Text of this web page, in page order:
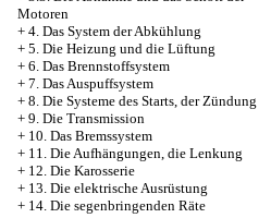
Motoren
+ 4. Das System der Abkühlung
+ 5. Die Heizung und die Lüftung
+ 6. Das Brennstoffsystem
+ 7. Das Auspuffsystem
+ 8. Die Systeme des Starts, der Zündung
+ 9. Die Transmission
+ 10. Das Bremssystem
+ 11. Die Aufhängungen, die Lenkung
+ 12. Die Karosserie
+ 13. Die elektrische Ausrüstung
+ 14. Die segenbringenden Räte